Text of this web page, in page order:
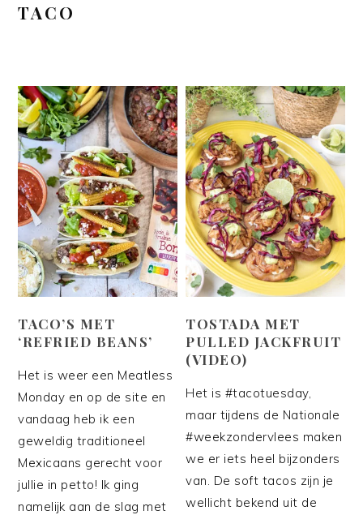
TACO
TACO’S MET
‘REFRIED BEANS’
Het is weer een Meatless
Monday en op de site en
vandaag heb ik een
geweldig traditioneel
Mexicaans gerecht voor
jullie in petto! Ik ging
namelijk aan de slag met
TOSTADA MET
PULLED JACKFRUIT
(VIDEO)
Het is #tacotuesday,
maar tijdens de Nationale
#weekzondervlees maken
we er iets heel bijzonders
van. De soft tacos zijn je
wellicht bekend uit de